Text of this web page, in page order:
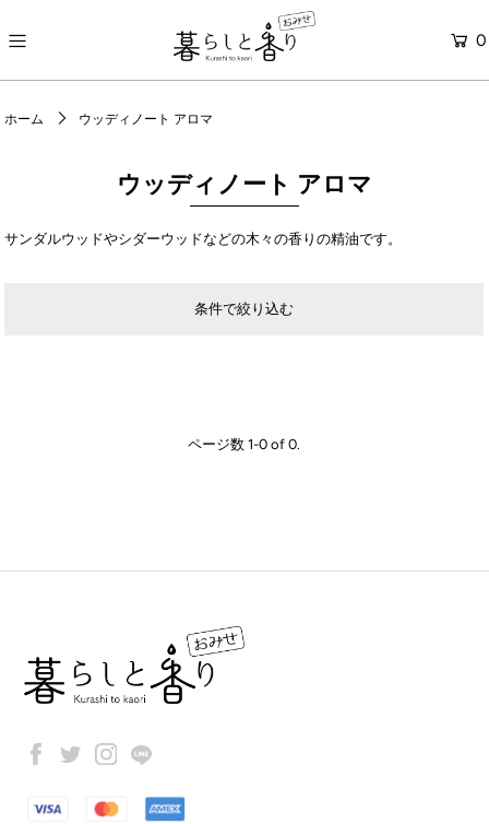
ONLINE STORE
0
ホーム ウッディノート アロマ
ウッディノート アロマ
サンダルウッドやシダーウッドなどの木々の香りの精油です。
条件で絞り込む
ページ数 1-0 of 0.